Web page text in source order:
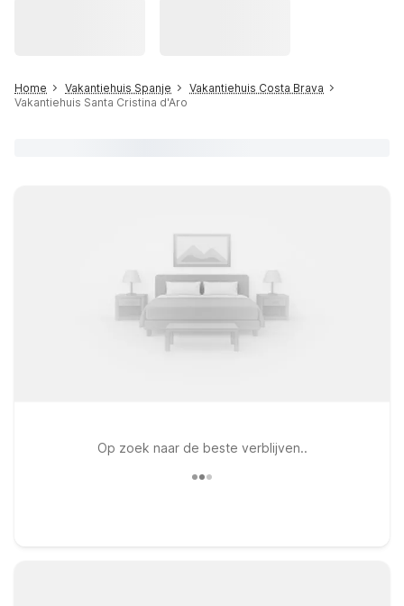
Home Vakantiehuis Spanje
Vakantiehuis Costa Brava
Vakantiehuis Santa Cristina d'Aro
Op zoek naar de beste verblijven..